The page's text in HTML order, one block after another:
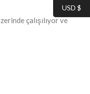
çalışılıyor ve
USD $